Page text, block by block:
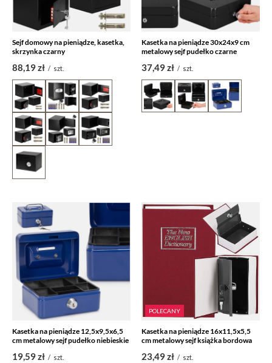
Sejf domowy na pieniądze, kasetka,
skrzynka czarny
88,19 zł / szt.
Kasetka na pieniądze 30x24x9 cm
metalowy sejf pudełko czarne
37,49 zł / szt.
Kasetka na pieniądze 12,5x9,5x6,5
cm metalowy sejf pudełko niebieskie
19,59 zł / szt.
POLECANY
Kasetka na pieniądze 16x11,5x5,5
cm metalowy sejf książka bordowa
23,49 zł / szt.